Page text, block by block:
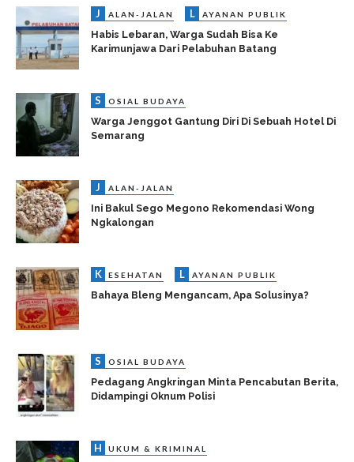
J ALAN-JALAN L AYANAN PUBLIK
Habis Lebaran, Warga Sudah Bisa Ke
Karimunjawa Dari Pelabuhan Batang
S OSIAL BUDAYA
Warga Jenggot Gantung Diri Di Sebuah Hotel Di
Semarang
J ALAN-JALAN
Ini Bakul Sego Megono Rekomendasi Wong
Ngkalongan
K ESEHATAN L AYANAN PUBLIK
Bahaya Bleng Mengancam, Apa Solusinya?
S OSIAL BUDAYA
Pedagang Angkringan Minta Pencabutan Berita,
Didampingi Oknum Polisi
H UKUM & KRIMINAL